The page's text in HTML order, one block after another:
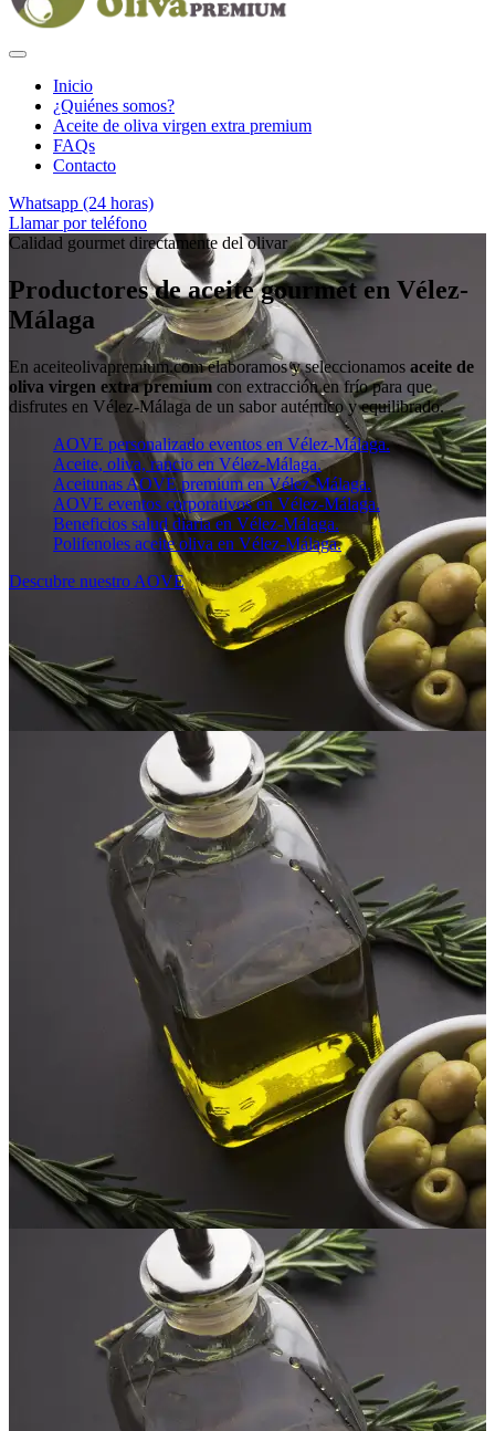
Inicio
¿Quiénes somos?
Aceite de oliva virgen extra premium
FAQs
Contacto
Whatsapp (24 horas)
Llamar por teléfono
Calidad gourmet directamente del olivar
Productores de aceite gourmet en Vélez-
Málaga
En aceiteolivapremium.com elaboramos y seleccionamos aceite de
oliva virgen extra premium con extracción en frío para que
disfrutes en Vélez-Málaga de un sabor auténtico y equilibrado.
AOVE personalizado eventos en Vélez-Málaga.
Aceite, oliva, rancio en Vélez-Málaga.
Aceitunas AOVE premium en Vélez-Málaga.
AOVE eventos corporativos en Vélez-Málaga.
Beneficios salud diaria en Vélez-Málaga.
Polifenoles aceite oliva en Vélez-Málaga.
Descubre nuestro AOVE